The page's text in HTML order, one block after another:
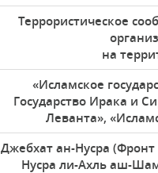
Террористическое
на
«Исламское
Государство Ирака и
Леванта»,
Джебхат ан-Нусра
Нусра ли-Ахль аш-